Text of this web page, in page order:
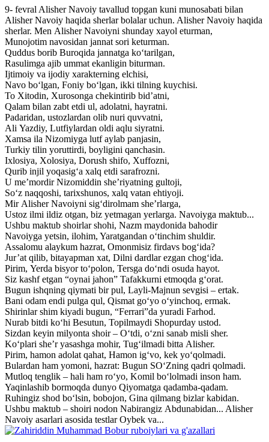
9- fevral Alisher Navoiy tavallud topgan kuni munosabati bilan
Alisher Navoiy haqida sherlar bolalar uchun. Alisher Navoiy haqida
sherlar. Men Alisher Navoiyni shunday xayol eturman,
Munojotim navosidan jannat sori keturman.
Quddus borib Buroqida jannatga ko‘tarilgan,
Rasulimga ajib ummat ekanligin biturman.
Ijtimoiy va ijodiy xarakterning elchisi,
Navo bo‘lgan, Foniy bo‘lgan, ikki tilning kuychisi.
To Xitodin, Xurosonga chekintirib bid’atni,
Qalam bilan zabt etdi ul, adolatni, hayratni.
Padaridan, ustozlardan olib nuri quvvatni,
Ali Yazdiy, Lutfiylardan oldi aqlu siyratni.
Xamsa ila Nizomiyga lutf aylab panjasin,
Turkiy tilin yoruttirdi, boyligini qanchasin.
Ixlosiya, Xolosiya, Dorush shifo, Xuffozni,
Qurib injil yoqasig‘a xalq etdi sarafrozni.
U me’mordir Nizomiddin she’riyatning gultoji,
So‘z naqqoshi, tarixshunos, xalq vatan ehtiyoji.
Mir Alisher Navoiyni sig‘dirolmam she’rlarga,
Ustoz ilmi ildiz otgan, biz yetmagan yerlarga. Navoiyga maktub...
Ushbu maktub shoirlar shohi, Nazm maydonida bahodir
Navoiyga yetsin, ilohim, Yaratgandan o‘tinchim shuldir.
Assalomu alaykum hazrat, Omonmisiz firdavs bog‘ida?
Jur’at qilib, bitayapman xat, Dilni dardlar ezgan chog‘ida.
Pirim, Yerda bisyor to‘polon, Tersga do‘ndi osuda hayot.
Siz kashf etgan “oynai jahon” Tafakkurni etmoqda g‘orat.
Bugun ishqning qiymati bir pul, Layli-Majnun sevgisi – ertak.
Bani odam endi pulga qul, Qismat go‘yo o‘yinchoq, ermak.
Shirinlar shim kiyadi bugun, “Ferrari”da yuradi Farhod.
Nurab bitdi ko‘hi Besutun, Topilmaydi Shopurday ustod.
Sizdan keyin milyonta shoir – O‘tdi, o‘zni sanab misli sher.
Ko‘plari she’r yasashga mohir, Tug‘ilmadi bitta Alisher.
Pirim, hamon adolat qahat, Hamon ig‘vo, kek yo‘qolmadi.
Bulardan ham yomoni, hazrat: Bugun SO‘Zning qadri qolmadi.
Mutloq tenglik – hali ham ro‘yo, Komil bo‘lolmadi inson ham.
Yaqinlashib bormoqda dunyo Qiyomatga qadamba-qadam.
Ruhingiz shod bo‘lsin, bobojon, Gina qilmang bizlar kabidan.
Ushbu maktub – shoiri nodon Nabirangiz Abdunabidan... Alisher
Navoiy asarlari asosida testlar Oybek va...